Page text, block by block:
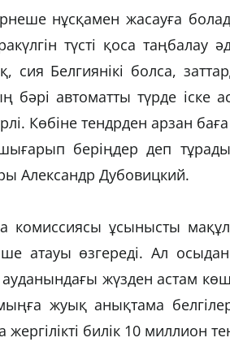
нұсқамен жасауға
түсті қоса таңбалау
Белгиянікі болса,
бәрі автоматты түрде іске
Көбіне тендрден арзан
шығарып беріңдер деп
Александр Дубовицкий.
комиссиясы ұсынысты
атауы өзгереді. Ал
жүзден астам
жуық анықтама
билік 10 миллион